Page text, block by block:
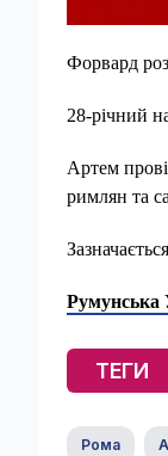
Форвард
28-річний
Артем
римлян та
Румунська
ТЕГИ
Рома